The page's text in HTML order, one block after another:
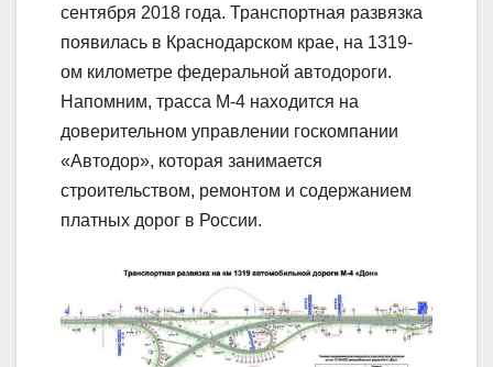
сентября 2018 года. Транспортная развязка
появилась в Краснодарском крае, на 1319-
ом километре федеральной автодороги.
Напомним, трасса М-4 находится на
доверительном управлении госкомпании
«Автодор», которая занимается
строительством, ремонтом и содержанием
платных дорог в России.